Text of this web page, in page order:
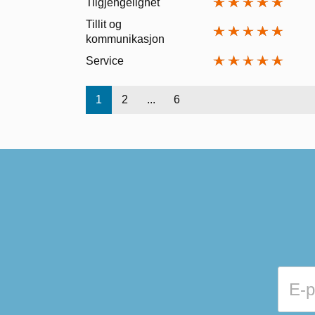
Tillit og
kommunikasjon
Service
1 2 ... 6